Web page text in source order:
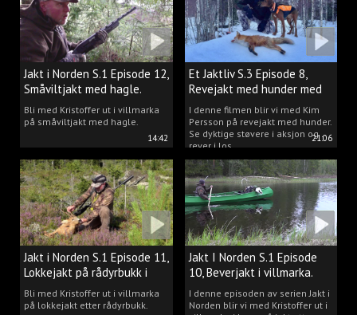
14:42
Jakt i Norden S.1 Episode 12,
Småviltjakt med hagle.
Bli med Kristoffer ut i villmarka
på småviltjakt med hagle.
21:06
Et Jaktliv S.3 Episode 8,
Revejakt med hunder med
Kim Persson.
I denne filmen blir vi med Kim
Persson på revejakt med hunder.
Se dyktige støvere i aksjon og
rever i los.
Jakt i Norden S.1 Episode 11,
Lokkejakt på rådyrbukk i
villmarka.
Bli med Kristoffer ut i villmarka
på lokkejakt etter rådyrbukk.
Jakt I Norden S.1 Episode
10, Beverjakt i villmarka.
I denne episoden av serien Jakt i
Norden blir vi med Kristoffer ut i